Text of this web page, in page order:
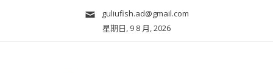
guliufish.ad@gmail.com
星期日, 9 8 月, 2026